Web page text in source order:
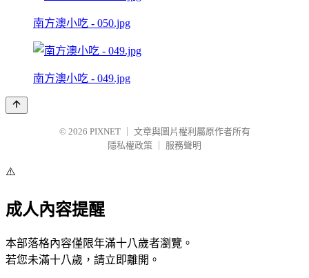
南方澳小吃 - 050.jpg
南方澳小吃 - 049.jpg
© 2026 PIXNET
文章與圖片權利屬原作者所有
隱私權政策
服務聲明
⚠️
成人內容提醒
本部落格內容僅限年滿十八歲者瀏覽。
若您未滿十八歲，請立即離開。